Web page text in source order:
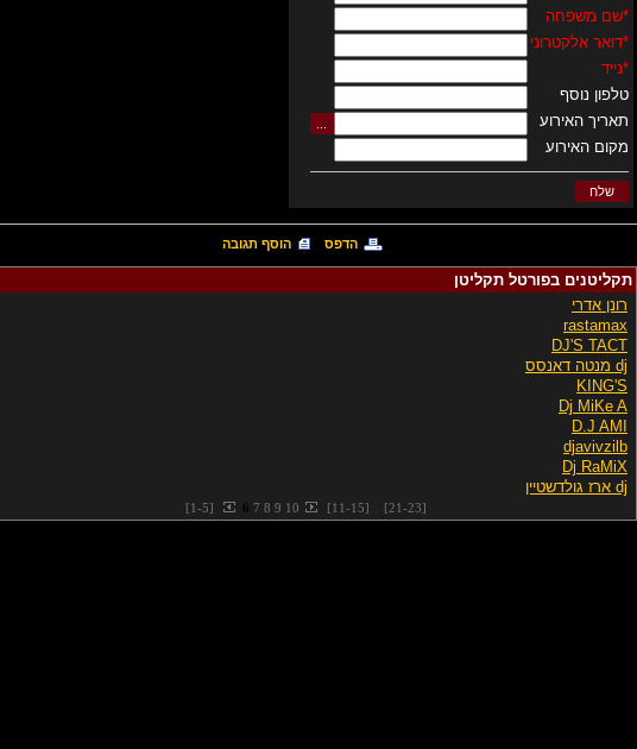
*שם משפחה
*דואר אלקטרוני
*נייד
טלפון נוסף
תאריך האירוע
מקום האירוע
הדפס הוסף תגובה
תקליטנים בפורטל תקליטן
רונן אדרי
rastamax
DJ'S TACT
dj מנטה דאנסס
KING'S
Dj MiKe A
D.J AMI
djavivzilb
Dj RaMiX
dj ארז גולדשטיין
[1-5] 6 7 8 9 10 [11-15] [21-23]